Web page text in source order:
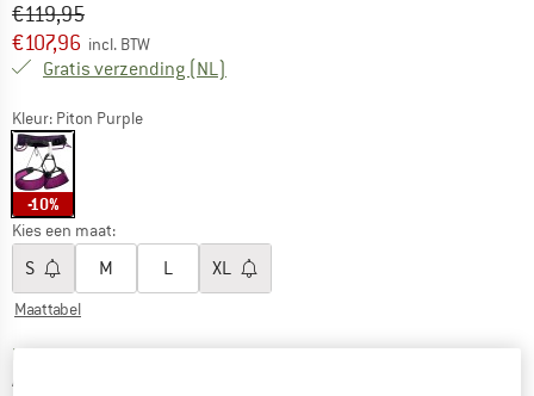
Oorspronkelijke prijs :
€119,95
Prijs:
€107,96 incl. BTW
Gratis verzending (NL)
Kleur: Piton Purple
-10%
Kies een maat:
S M L XL
Maattabel
Levertijd: 3-5 werkdagen
Aantal: